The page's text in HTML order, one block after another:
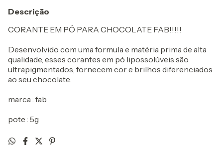
Descrição
CORANTE EM PÓ PARA CHOCOLATE FAB!!!!!
Desenvolvido com uma formula e matéria prima de alta
qualidade, esses corantes em pó lipossolúveis são
ultrapigmentados, fornecem cor e brilhos diferenciados
ao seu chocolate.
marca : fab
pote : 5g